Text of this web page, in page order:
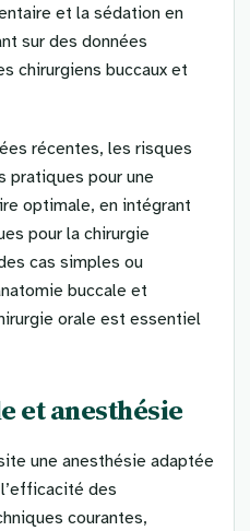
et la sédation en
sur des données
chirurgiens buccaux et
récentes, les risques
pour une
optimale, en intégrant
pour la chirurgie
cas simples ou
buccale et
orale est essentiel
et anesthésie
une anesthésie adaptée
des
courantes,